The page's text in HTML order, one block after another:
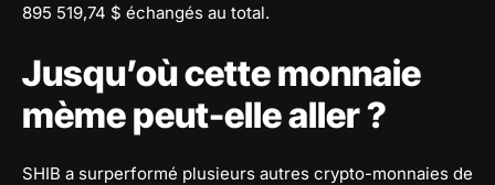
895 519,74 $ échangés au total.
Jusqu’où cette monnaie
mème peut-elle aller ?
SHIB a surperformé plusieurs autres crypto-monnaies de